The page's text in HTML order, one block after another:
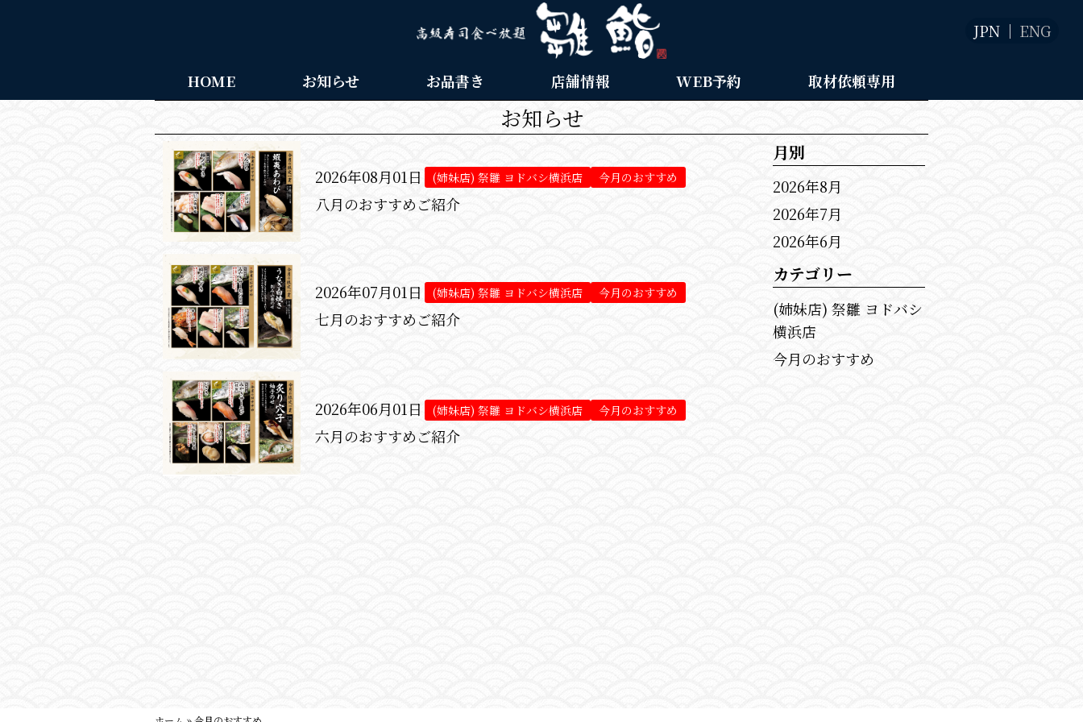
HOME お知らせ お品書き 店舗情報 WEB予約 取材依頼専用
JPN ENG
お知らせ
2026年08月01日 (姉妹店) 祭雛 ヨドバシ横浜店 今月のおすすめ
八月のおすすめご紹介
2026年07月01日 (姉妹店) 祭雛 ヨドバシ横浜店 今月のおすすめ
七月のおすすめご紹介
2026年06月01日 (姉妹店) 祭雛 ヨドバシ横浜店 今月のおすすめ
六月のおすすめご紹介
月別
2026年8月
2026年7月
2026年6月
カテゴリー
(姉妹店) 祭雛 ヨドバシ
横浜店
今月のおすすめ